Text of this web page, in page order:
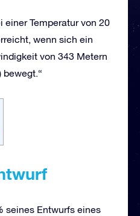
einer Temperatur von 20
wenn sich ein
von 343 Metern
bewegt.“
seines Entwurfs eines